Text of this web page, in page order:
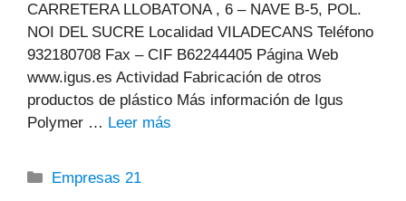
CARRETERA LLOBATONA , 6 – NAVE B-5, POL.
NOI DEL SUCRE Localidad VILADECANS Teléfono
932180708 Fax – CIF B62244405 Página Web
www.igus.es Actividad Fabricación de otros
productos de plástico Más información de Igus
Polymer … Leer más
Categorías
Empresas 21